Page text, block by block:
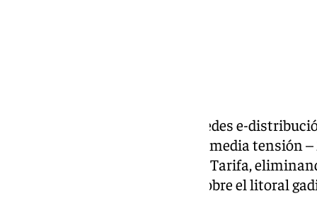
Endesa, a través de su filial de redes e-
desmontaje de la línea aérea de media tensión
cruzaba este icónico enclave de Tarifa,
visual de las infraestructuras sobre el litoral